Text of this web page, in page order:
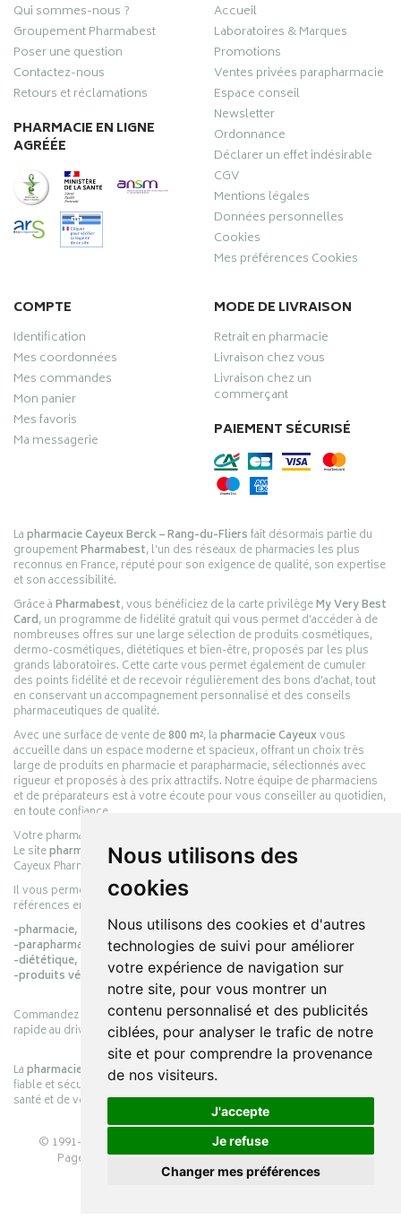
Nous utilisons des
cookies
Nous utilisons des cookies et d'autres
technologies de suivi pour améliorer
votre expérience de navigation sur
notre site, pour vous montrer un
contenu personnalisé et des publicités
ciblées, pour analyser le trafic de notre
site et pour comprendre la provenance
de nos visiteurs.
J'accepte
Je refuse
Changer mes préférences
Qui sommes-nous ?
Groupement Pharmabest
Poser une question
Contactez-nous
Retours et réclamations
PHARMACIE EN LIGNE
AGRÉÉE
Accueil
Laboratoires & Marques
Promotions
Ventes privées parapharmacie
Espace conseil
Newsletter
Ordonnance
Déclarer un effet indésirable
CGV
Mentions légales
Données personnelles
Cookies
Mes préférences Cookies
COMPTE
Identification
Mes coordonnées
Mes commandes
Mon panier
Mes favoris
Ma messagerie
MODE DE LIVRAISON
Retrait en pharmacie
Livraison chez vous
Livraison chez un
commerçant
PAIEMENT SÉCURISÉ
Lapharmacie Cayeux Berck – Rang-du-Fliersfait désormais partie du
groupementPharmabest, l’un des réseaux de pharmacies les plus
reconnus en France, réputé pour son exigence de qualité, son expertise
et son accessibilité.
Grâce àPharmabest, vous bénéficiez de la carte privilègeMy Very Best
Card, un programme de fidélité gratuit qui vous permet d’accéder à de
nombreuses offres sur une large sélection de produits cosmétiques,
dermo-cosmétiques, diététiques et bien-être, proposés par les plus
grands laboratoires. Cette carte vous permet également de cumuler
des points fidélité et de recevoir régulièrement des bons d’achat, tout
en conservant un accompagnement personnalisé et des conseils
pharmaceutiques de qualité.
Avec une surface de vente de800 m², lapharmacie Cayeuxvous
accueille dans un espace moderne et spacieux, offrant un choix très
large de produits en pharmacie et parapharmacie, sélectionnés avec
rigueur et proposés à des prix attractifs. Notre équipe de pharmaciens
et de préparateurs est à votre écoute pour vous conseiller au quotidien,
en toute confiance.
Votre pharmacie en ligne :
Le sitepharmacie-cayeux.frest le prolongement digital de la pharmacie
Cayeux Pharmabest Berck-sur-Mer – Rang-du-Fliers.
Il vous permet de réaliser vos achats en ligne parmi des milliers de
références en :
-pharmacie,
-parapharmacie,
-diététique,
-produits vétérinaires.
Commandez simplement vos produits en ligne et choisissez le retrait
rapide au drive ou la livraison à domicile, en toute simplicité.
Lapharmacie Cayeuxs’engage à vous offrir une expérience pratique,
fiable et sécurisée, en officine comme en ligne, au service de votre
santé et de votre bien-être.
© 1991-2026 PHARMACIE CAYEUX– Tous droits réservés –
Page mise à jour le 03/08/2026 –Pharmacie en ligne
Apotekisto